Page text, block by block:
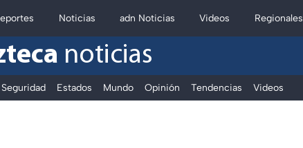
Noticias adn Noticias Videos Regionales
noticias
Seguridad Estados Mundo Opinión Tendencias Videos